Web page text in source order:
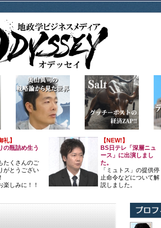
礼】
の瓶詰め生う
たくさんのご
がとうござい
楽しみに！！
【NEW!】
BS日テレ「深層ニュ
ース」に出演しまし
た。
「ミュトス」の提供停
止命令などについて解
説しました。